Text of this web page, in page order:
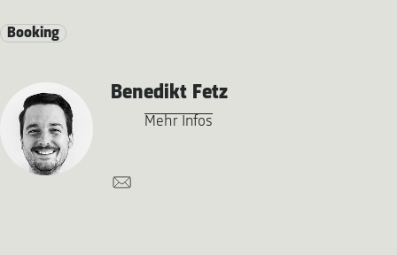
Booking
Benedikt Fetz
Mehr Infos